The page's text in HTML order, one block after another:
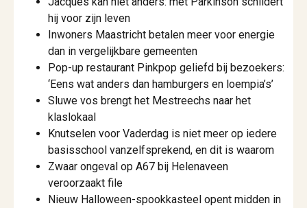
hij voor zijn leven
Inwoners Maastricht betalen meer voor energie
dan in vergelijkbare gemeenten
Pop-up restaurant Pinkpop geliefd bij bezoekers:
‘Eens wat anders dan hamburgers en loempia’s’
Sluwe vos brengt het Mestreechs naar het
klaslokaal
Knutselen voor Vaderdag is niet meer op iedere
basisschool vanzelfsprekend, en dit is waarom
Zwaar ongeval op A67 bij Helenaveen
veroorzaakt file
Nieuw Halloween-spookkasteel opent midden in